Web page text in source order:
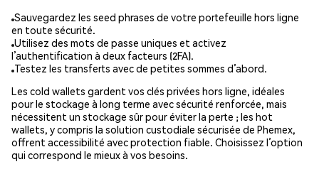
Sauvegardez les seed phrases de votre portefeuille hors ligne
en toute sécurité.
Utilisez des mots de passe uniques et activez
l’authentification à deux facteurs (2FA).
Testez les transferts avec de petites sommes d’abord.
Les cold wallets gardent vos clés privées hors ligne, idéales
pour le stockage à long terme avec sécurité renforcée, mais
nécessitent un stockage sûr pour éviter la perte ; les hot
wallets, y compris la solution custodiale sécurisée de Phemex,
offrent accessibilité avec protection fiable. Choisissez l’option
qui correspond le mieux à vos besoins.